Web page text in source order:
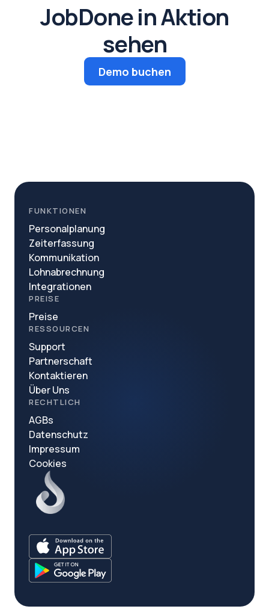
JobDone in Aktion
sehen
Demo buchen
FUNKTIONEN
Personalplanung
Zeiterfassung
Kommunikation
Lohnabrechnung
Integrationen
PREISE
Preise
RESSOURCEN
Support
Partnerschaft
Kontaktieren
Über Uns
RECHTLICH
AGBs
Datenschutz
Impressum
Cookies